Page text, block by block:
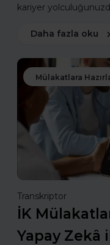
kariyer
Daha fazla oku
Mülakatlara
Transkriptor
İK
Yapay Zekâ